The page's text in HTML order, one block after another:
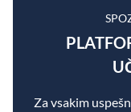
Za vsakim